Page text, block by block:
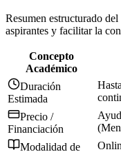
Resumen estructurado
aspirantes y facilitar la
Concepto
Académico
Duración
Estimada
Precio /
Financiación
Modalidad de